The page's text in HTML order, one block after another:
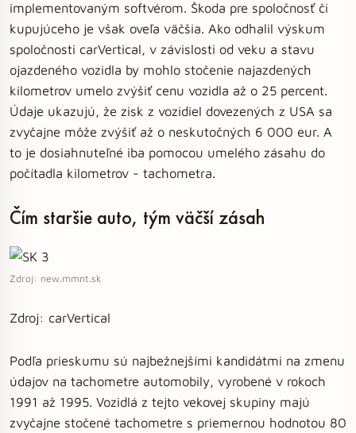
implementovaným softvérom. Škoda pre spoločnosť či
kupujúceho je však oveľa väčšia. Ako odhalil výskum
spoločnosti carVertical, v závislosti od veku a stavu
ojazdeného vozidla by mohlo stočenie najazdených
kilometrov umelo zvýšiť cenu vozidla až o 25 percent.
Údaje ukazujú, že zisk z vozidiel dovezených z USA sa
zvyčajne môže zvýšiť až o neskutočných 6 000 eur. A
to je dosiahnuteľné iba pomocou umelého zásahu do
počítadla kilometrov - tachometra.
Čím staršie auto, tým väčší zásah
Zdroj: new.mmnt.sk
Zdroj: carVertical
Podľa prieskumu sú najbežnejšími kandidátmi na zmenu
údajov na tachometre automobily, vyrobené v rokoch
1991 až 1995. Vozidlá z tejto vekovej skupiny majú
zvyčajne stočené tachometre s priemernou hodnotou 80